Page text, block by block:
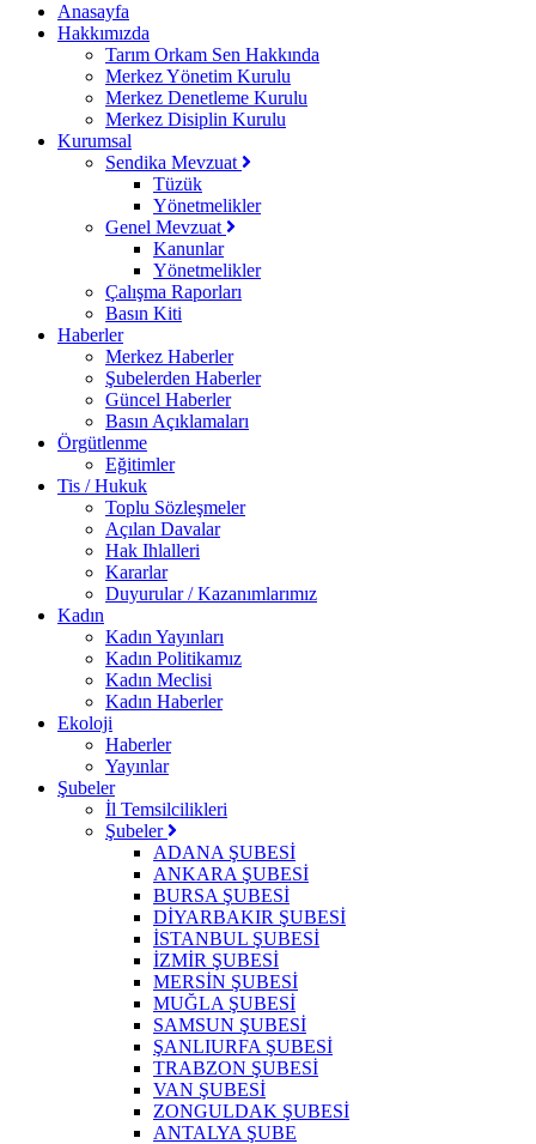
Anasayfa
Hakkımızda
Tarım Orkam Sen Hakkında
Merkez Yönetim Kurulu
Merkez Denetleme Kurulu
Merkez Disiplin Kurulu
Kurumsal
Sendika Mevzuat
Tüzük
Yönetmelikler
Genel Mevzuat
Kanunlar
Yönetmelikler
Çalışma Raporları
Basın Kiti
Haberler
Merkez Haberler
Şubelerden Haberler
Güncel Haberler
Basın Açıklamaları
Örgütlenme
Eğitimler
Tis / Hukuk
Toplu Sözleşmeler
Açılan Davalar
Hak Ihlalleri
Kararlar
Duyurular / Kazanımlarımız
Kadın
Kadın Yayınları
Kadın Politikamız
Kadın Meclisi
Kadın Haberler
Ekoloji
Haberler
Yayınlar
Şubeler
İl Temsilcilikleri
Şubeler
ADANA ŞUBESİ
ANKARA ŞUBESİ
BURSA ŞUBESİ
DİYARBAKIR ŞUBESİ
İSTANBUL ŞUBESİ
İZMİR ŞUBESİ
MERSİN ŞUBESİ
MUĞLA ŞUBESİ
SAMSUN ŞUBESİ
ŞANLIURFA ŞUBESİ
TRABZON ŞUBESİ
VAN ŞUBESİ
ZONGULDAK ŞUBESİ
ANTALYA ŞUBE